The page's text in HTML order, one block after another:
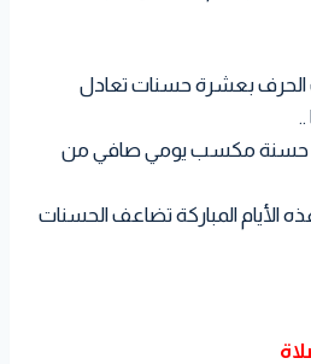
الحرف بعشرة حسنات تعادل
حسنة مكسب يومي صافي من
الأيام المباركة تضاعف الحسنات